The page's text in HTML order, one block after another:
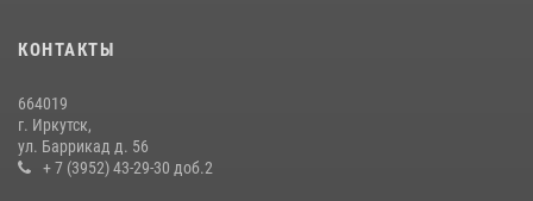
КОНТАКТЫ
664019
г. Иркутск,
ул. Баррикад д. 56
+ 7 (3952) 43-29-30 доб.2